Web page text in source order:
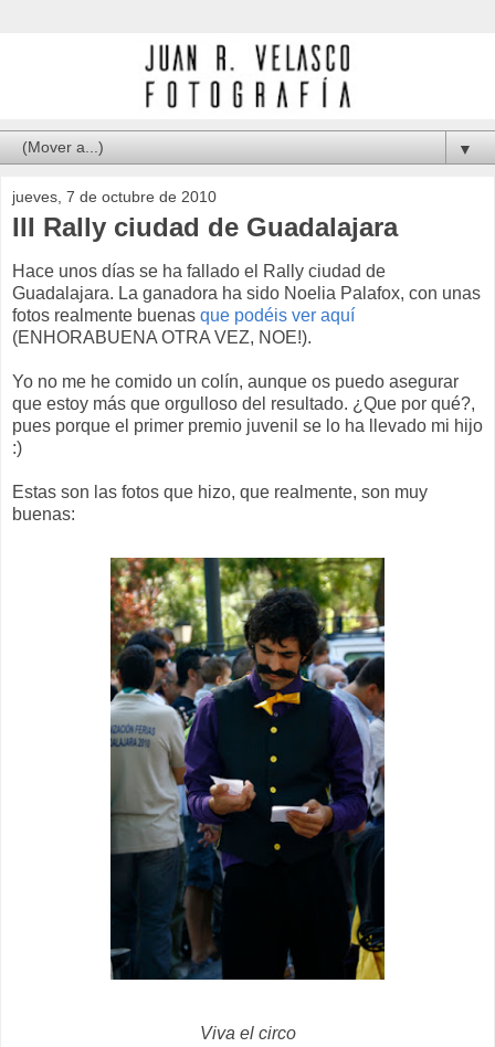
▼
jueves, 7 de octubre de 2010
III Rally ciudad de Guadalajara
Hace unos días se ha fallado el Rally ciudad de
Guadalajara. La ganadora ha sido Noelia Palafox, con unas
fotos realmente buenas que podéis ver aquí
(ENHORABUENA OTRA VEZ, NOE!).
Yo no me he comido un colín, aunque os puedo asegurar
que estoy más que orgulloso del resultado. ¿Que por qué?,
pues porque el primer premio juvenil se lo ha llevado mi hijo
:)
Estas son las fotos que hizo, que realmente, son muy
buenas:
Viva el circo